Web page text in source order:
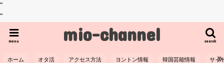
"
"
mio-channel search
menu
ホーム オタ活 アクセス方法 ヨントン情報 韓国芸能情報 サイ